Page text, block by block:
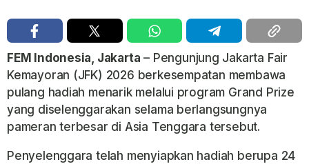
FEM Indonesia, Jakarta – Pengunjung Jakarta Fair
Kemayoran (JFK) 2026 berkesempatan membawa
pulang hadiah menarik melalui program Grand Prize
yang diselenggarakan selama berlangsungnya
pameran terbesar di Asia Tenggara tersebut.
Penyelenggara telah menyiapkan hadiah berupa 24